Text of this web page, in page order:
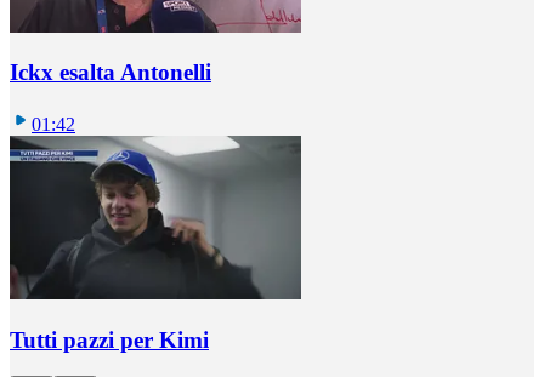
Ickx esalta Antonelli
01:42
Tutti pazzi per Kimi